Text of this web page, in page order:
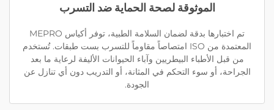
الموثوقة لصحة الحماية ضد التسرب
تم اختبارها بدقة لضمان السلامة الطبية، توفر أكياس MEPRO
المعتمدة من ISO امتصاصاً مقاوماً للتسرب بست طبقات. تُستخدم
من قبل الأطباء البيطريين وآباء الحيوانات الأليفة لرعاية ما بعد
الجراحة، أو سوء التحكم في المثانة، أو التدريب دون أي تنازل عن
الجودة.